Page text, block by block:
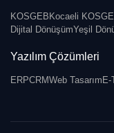
KOSGEB Kocaeli
Dijital DönüşümYeşil
Yazılım Çözümleri
ERPCRMWeb Tasarım E-